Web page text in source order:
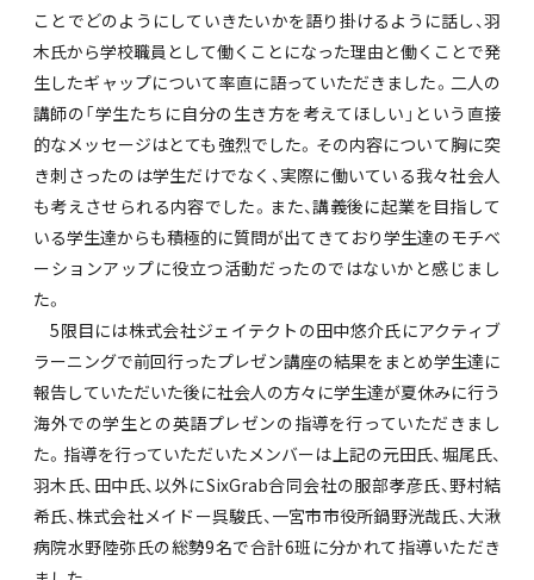
ことでどのようにしていきたいかを語り掛けるように話し、羽
木氏から学校職員として働くことになった理由と働くことで発
生したギャップについて率直に語っていただきました。二人の
講師の「学生たちに自分の生き方を考えてほしい」という直接
的なメッセージはとても強烈でした。その内容について胸に突
き刺さったのは学生だけでなく、実際に働いている我々社会人
も考えさせられる内容でした。また、講義後に起業を目指して
いる学生達からも積極的に質問が出てきており学生達のモチベ
ーションアップに役立つ活動だったのではないかと感じまし
た。
5限目には株式会社ジェイテクトの田中悠介氏にアクティブ
ラーニングで前回行ったプレゼン講座の結果をまとめ学生達に
報告していただいた後に社会人の方々に学生達が夏休みに行う
海外での学生との英語プレゼンの指導を行っていただきまし
た。指導を行っていただいたメンバーは上記の元田氏、堀尾氏、
羽木氏、田中氏、以外にSixGrab合同会社の服部孝彦氏、野村結
希氏、株式会社メイドー呉駿氏、一宮市市役所鍋野洸哉氏、大湫
病院水野陸弥氏の総勢9名で合計6班に分かれて指導いただき